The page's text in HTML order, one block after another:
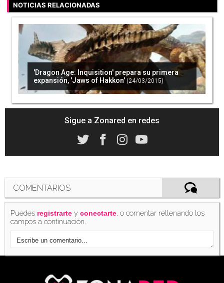
NOTICIAS RELACIONADAS
'Dragon Age: Inquisition' prepara su primera
expansión, 'Jaws of Hakkon' (24/03/2015)
Sigue a Zonared en redes
COMENTARIOS
Puedes registrarte yconectarte, o comentar rellenando los
campos a continuación.